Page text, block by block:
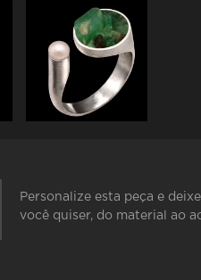
Personalize esta peça e
você quiser, do material ao